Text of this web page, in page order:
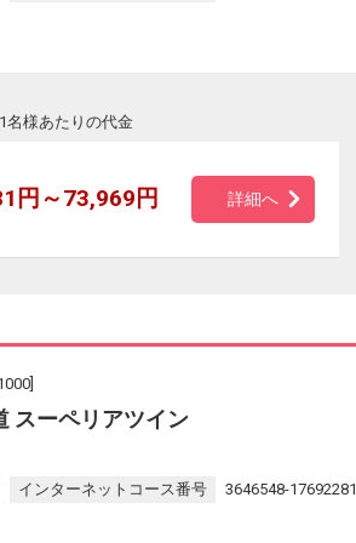
名様あたりの代金
円～73,969円 詳細へ
スーペリアツイン
インターネットコース番号 3646548-17692281